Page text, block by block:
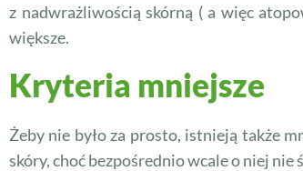
z nadwrażliwością skórną ( a więc
większe.
Kryteria mniejsze
Żeby nie było za prosto, istnieją także
skóry, choć bezpośrednio wcale o niej nie